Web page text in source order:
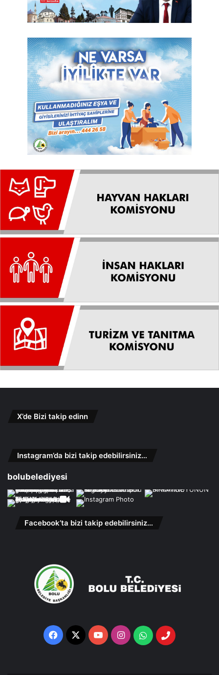
X’de Bizi takip edinn
Instagram’da bizi takip edebilirsiniz…
bolubelediyesi
Facebook’ta bizi takip edebilirsiniz…
Facebook
X YouTubeInstagramWhatsappTelefon